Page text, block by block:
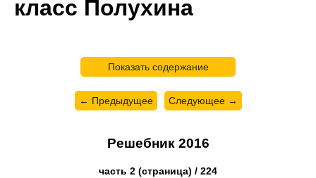
класс Полухина
Показать содержание
← Предыдущее Следующее →
Решебник 2016
часть 2 (страница) / 224